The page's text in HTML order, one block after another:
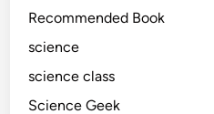
Recommended Book
science
science class
Science Geek